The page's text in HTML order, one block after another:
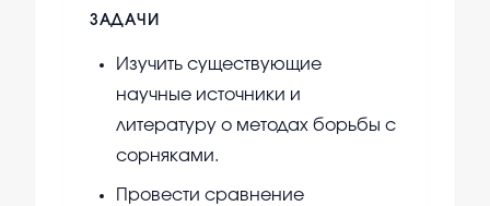
ЗАДАЧИ
Изучить существующие
научные источники и
литературу о методах борьбы с
сорняками.
Провести сравнение